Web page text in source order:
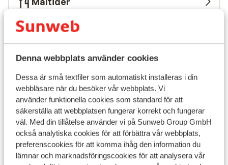
Denna webbplats använder cookies
Dessa är små textfiler som automatiskt installeras i din
webbläsare när du besöker vår webbplats. Vi
använder funktionella cookies som standard för att
säkerställa att webbplatsen fungerar korrekt och fungerar
väl. Med din tillåtelse använder vi på Sunweb Group GmbH
också analytiska cookies för att förbättra vår webbplats,
preferenscookies för att komma ihåg den information du
lämnar och marknadsföringscookies för att analysera vår
din semester precis så bekväm som du önskar. Strand
& pool Poolerna är i centrum av detta hotell. Omgivna
havet används huvudsakligen för aktiviteter medan det
är lite lugnare i den andra av de större poolerna.
Poolbar hittar du intill poolerna och här finns en mängd
olika drycker, glass och snacks att njuta av. Varva
badandet med tennis eller ett besök till den harmoniska
spaavdelningen när barnen hänger i barnklubben eller
spelar fotboll med nyfunna kompisar. Nedför hotellet
ligger stranden som består av en blandning sand och
småsten. Långsträckt och lagom bred med solstolar
Flygresan
Hållbarhetscertifierad
Vad våra gäster tycker
Det här är 100 % äkta kundrecensioner som verkligen
speglar deras upplevelser av vår produkt.
Mer om recensioner
8.5 Fantastisk
4 omdömen